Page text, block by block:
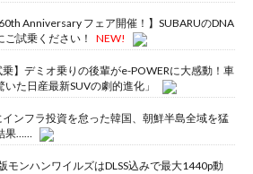
60th Anniversary フェア開催！】SUBARUのDNA
試乗ください！
NEW!
乗】デミオ乗りの後輩がe-POWERに大感動！車
た日産最新SUVの劇的進化」
ンフラ投資を怠った韓国、朝鮮半島全域を猛
果……
モンハンワイルズはDLSS込みで最大1440p動